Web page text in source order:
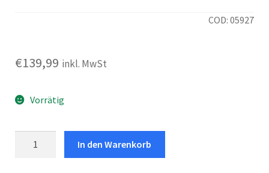
COD: 05927
€139,99 inkl. MwSt
Vorrätig
In den Warenkorb